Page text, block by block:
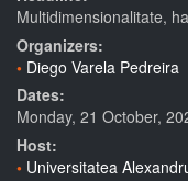
Multidimensionalitate,
Organizers:
Diego Varela Pedreira
Dates:
Monday, 21 October,
Host:
Universitatea